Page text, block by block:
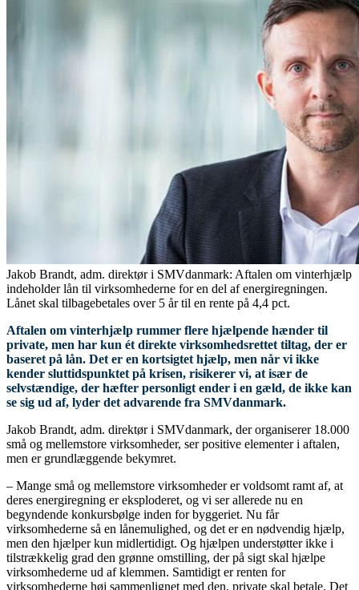
Jakob Brandt, adm. direktør i SMVdanmark: Aftalen om vinterhjælp
indeholder lån til virksomhederne for en del af energiregningen.
Lånet skal tilbagebetales over 5 år til en rente på 4,4 pct.
Aftalen om vinterhjælp rummer flere hjælpende hænder til
private, men har kun ét direkte virksomhedsrettet tiltag, der er
baseret på lån. Det er en kortsigtet hjælp, men når vi ikke
kender sluttidspunktet på krisen, risikerer vi, at især de
selvstændige, der hæfter personligt ender i en gæld, de ikke kan
se sig ud af, lyder det advarende fra SMVdanmark.
Jakob Brandt, adm. direktør i SMVdanmark, der organiserer 18.000
små og mellemstore virksomheder, ser positive elementer i aftalen,
men er grundlæggende bekymret.
– Mange små og mellemstore virksomheder er voldsomt ramt af, at
deres energiregning er eksploderet, og vi ser allerede nu en
begyndende konkursbølge inden for byggeriet. Nu får
virksomhederne så en lånemulighed, og det er en nødvendig hjælp,
men den hjælper kun midlertidigt. Og hjælpen understøtter ikke i
tilstrækkelig grad den grønne omstilling, der på sigt skal hjælpe
virksomhederne ud af klemmen. Samtidigt er renten for
virksomhederne høj sammenlignet med den, private skal betale. Det